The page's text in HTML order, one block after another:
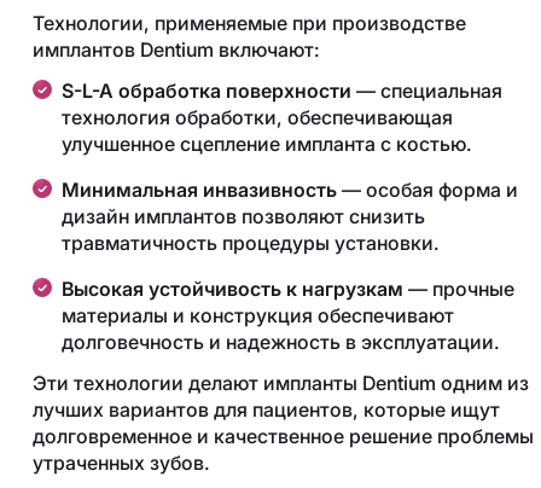
Технологии, применяемые при производстве
имплантов Dentium включают:
S-L-A обработка поверхности — специальная
технология обработки, обеспечивающая
улучшенное сцепление импланта с костью.
Минимальная инвазивность— особая форма и
дизайн имплантов позволяют снизить
травматичность процедуры установки.
Высокая устойчивость к нагрузкам — прочные
материалы и конструкция обеспечивают
долговечность и надежность в эксплуатации.
Эти технологии делают импланты Dentium одним из
лучших вариантов для пациентов, которые ищут
долговременное и качественное решение проблемы
утраченных зубов.